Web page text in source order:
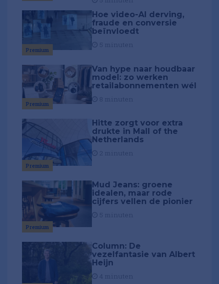
Premium
Hoe video-AI derving,
fraude en conversie
beïnvloedt
Premium
Van hype naar houdbaar
model: zo werken
retailabonnementen wél
Premium
Hitte zorgt voor extra
drukte in Mall of the
Netherlands
Premium
Mud Jeans: groene
idealen, maar rode
cijfers vellen de pionier
Column: De
vezelfantasie van Albert
Heijn